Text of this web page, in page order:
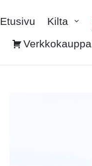
Etusivu Kilta
Verkkokauppa